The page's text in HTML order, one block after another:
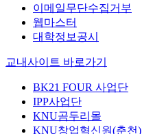
이메일무단수집거부
웹마스터
대학정보공시
교내사이트 바로가기
BK21 FOUR 사업단
IPP사업단
KNU곰두리몰
KNU창업혁신원(춘천)